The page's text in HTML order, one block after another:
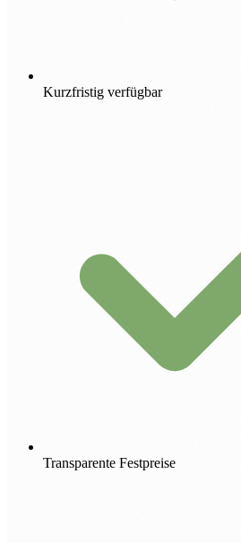
Kurzfristig verfügbar
Transparente Festpreise